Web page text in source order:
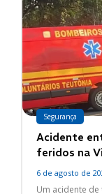
Segurança
Acidente
feridos na
6 de agosto de
Um acidente